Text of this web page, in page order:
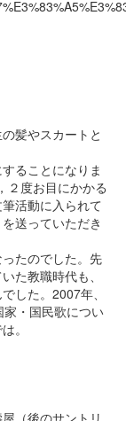
髪やスカートと
ることになりま
２度お目にかかる
活動に入られて
送っていただき
たのでした。先
た教職時代も、
した。2007年、
・国民歌につい
。